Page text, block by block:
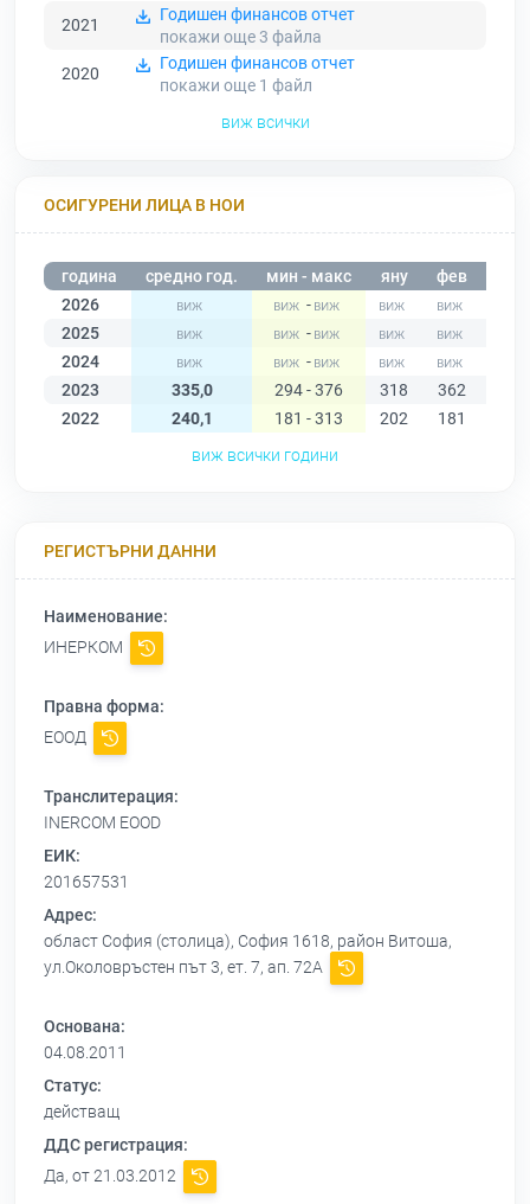
2021
Годишен финансов отчет
покажи още 3 файла
2020
Годишен финансов отчет
покажи още 1 файл
виж всички
ОСИГУРЕНИ ЛИЦА В НОИ
година средно год. мин - макс яну фев
2026
-
2025
-
2024
-
2023
335,0 294 - 376 318 362
2022
240,1 181 - 313 202 181
виж всички години
РЕГИСТЪРНИ ДАННИ
Наименование:
ИНЕРКОМ
Правна форма:
ЕООД
Транслитерация:
INERCOM EOOD
ЕИК:
201657531
Адрес:
област София (столица), София 1618, район Витоша,
ул.Околовръстен път 3, ет. 7, ап. 72А
Основана:
04.08.2011
Статус:
действащ
ДДС регистрация:
Да, от 21.03.2012